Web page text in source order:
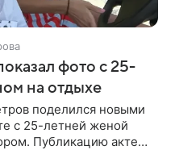
фото с 25-
на отдыхе
поделился новыми
с 25-летней женой
Публикацию актер